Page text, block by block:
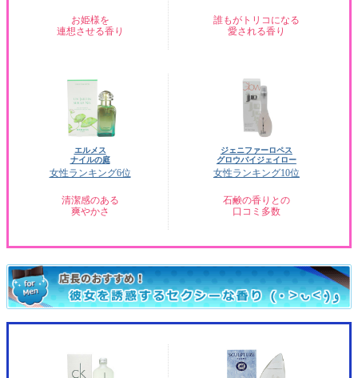
お姫様を
連想させる香り
誰もがトリコになる
愛される香り
エルメス
ナイルの庭
女性ランキング6位
清潔感のある
爽やかさ
ジェニファーロペス
グロウバイジェイロー
女性ランキング10位
石鹸の香りとの
口コミ多数